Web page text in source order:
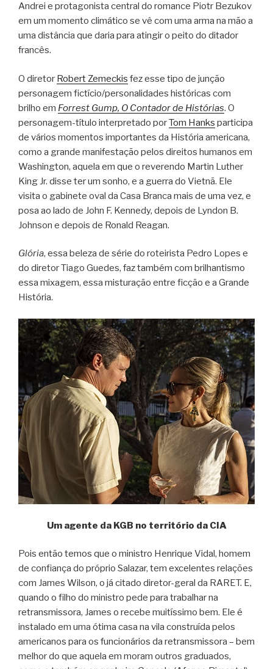
Andrei e protagonista central do romance Piotr Bezukov
em um momento climático se vê com uma arma na mão a
uma distância que daria para atingir o peito do ditador
francês.
O diretor Robert Zemeckis fez esse tipo de junção
personagem fictício/personalidades históricas com
brilho em Forrest Gump, O Contador de Histórias. O
personagem-título interpretado porTom Hanks participa
de vários momentos importantes da História americana,
como a grande manifestação pelos direitos humanos em
Washington, aquela em que o reverendo Martin Luther
King Jr. disse ter um sonho, e a guerra do Vietnã. Ele
visita o gabinete oval da Casa Branca mais de uma vez, e
posa ao lado de John F. Kennedy, depois de Lyndon B.
Johnson e depois de Ronald Reagan.
Glória, essa beleza de série do roteirista Pedro Lopes e
do diretor Tiago Guedes, faz também com brilhantismo
essa mixagem, essa misturação entre ficção e a Grande
História.
Um agente da KGB no território da CIA
Pois então temos que o ministro Henrique Vidal, homem
de confiança do próprio Salazar, tem excelentes relações
com James Wilson, o já citado diretor-geral da RARET. E,
quando o filho do ministro pede para trabalhar na
retransmissora, James o recebe muitíssimo bem. Ele é
instalado em uma ótima casa na vila construída pelos
americanos para os funcionários da retransmissora – bem
melhor do que aquela em moram outros graduados,